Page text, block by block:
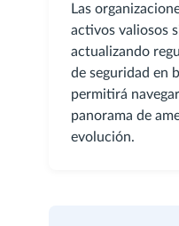
Las
activos valiosos
actualizando
de seguridad en
permitirá
panorama de
evolución.